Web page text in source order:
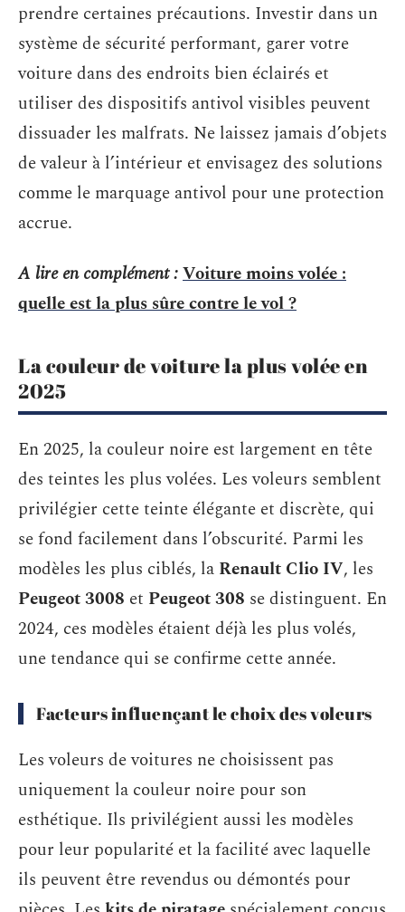
prendre certaines précautions. Investir dans un
système de sécurité performant, garer votre
voiture dans des endroits bien éclairés et
utiliser des dispositifs antivol visibles peuvent
dissuader les malfrats. Ne laissez jamais d’objets
de valeur à l’intérieur et envisagez des solutions
comme le marquage antivol pour une protection
accrue.
A lire en complément :Voiture moins volée :
quelle est la plus sûre contre le vol ?
La couleur de voiture la plus volée en
2025
En 2025, la couleur noire est largement en tête
des teintes les plus volées. Les voleurs semblent
privilégier cette teinte élégante et discrète, qui
se fond facilement dans l’obscurité. Parmi les
modèles les plus ciblés, la Renault Clio IV, les
Peugeot 3008 et Peugeot 308 se distinguent. En
2024, ces modèles étaient déjà les plus volés,
une tendance qui se confirme cette année.
Facteurs influençant le choix des voleurs
Les voleurs de voitures ne choisissent pas
uniquement la couleur noire pour son
esthétique. Ils privilégient aussi les modèles
pour leur popularité et la facilité avec laquelle
ils peuvent être revendus ou démontés pour